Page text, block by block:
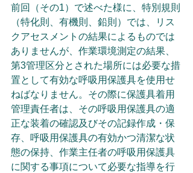
前回（その1）で述べた様に、特別規則
（特化則、有機則、鉛則）では、リス
クアセスメントの結果によるものでは
ありませんが、作業環境測定の結果、
第3管理区分とされた場所には必要な措
置として有効な呼吸用保護具を使用せ
ねばなりません。その際に保護具着用
管理責任者は、その呼吸用保護具の適
正な装着の確認及びその記録作成・保
存、呼吸用保護具の有効かつ清潔な状
態の保持、作業主任者の呼吸用保護具
に関する事項について必要な指導を行